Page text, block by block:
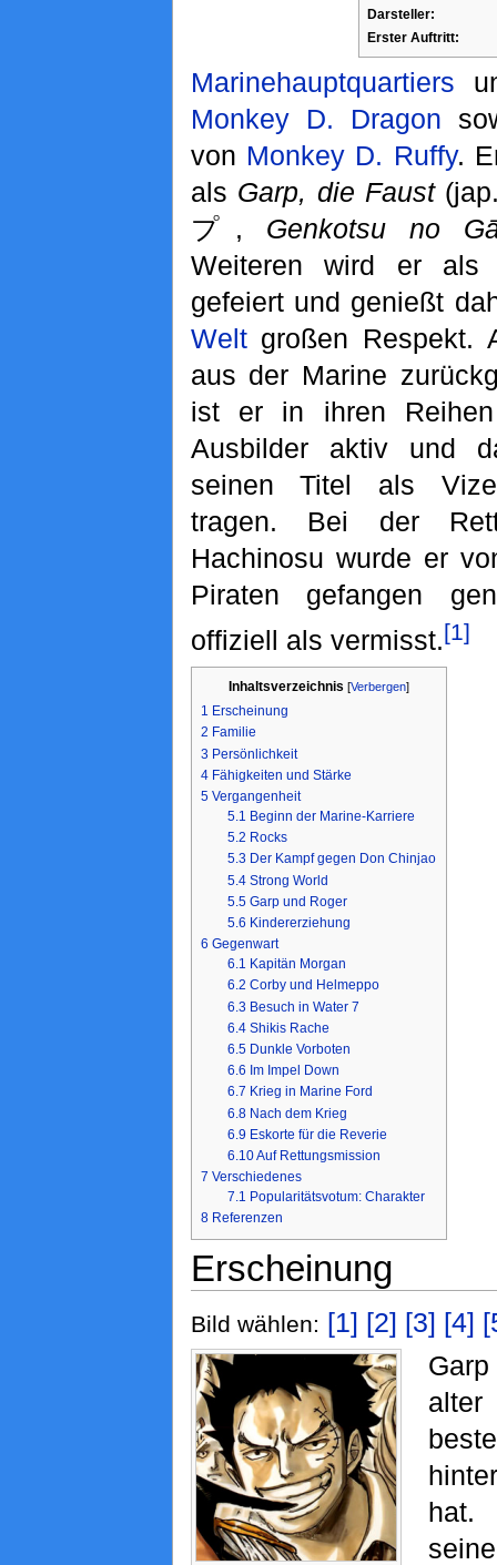
Darsteller:
Erster Auftritt:
Marinehauptquartiers
Monkey D. Dragon
von Monkey D. Ruffy.
als Garp, die Faust
プ, Genkotsu no
Weiteren wird er
gefeiert und genießt
Weltgroßen Respekt.
aus der Marine
ist er in ihren
Ausbilder aktiv und
seinen Titel als
tragen. Bei der
Hachinosu wurde er
Piraten gefangen
offiziell als vermisst.[1]
Inhaltsverzeichnis [Verbergen]
1 Erscheinung
2 Familie
3 Persönlichkeit
4 Fähigkeiten und Stärke
5 Vergangenheit
5.1 Beginn der Marine-Karriere
5.2 Rocks
5.3 Der Kampf gegen Don Chinjao
5.4 Strong World
5.5 Garp und Roger
5.6 Kindererziehung
6 Gegenwart
6.1 Kapitän Morgan
6.2 Corby und Helmeppo
6.3 Besuch in Water 7
6.4 Shikis Rache
6.5 Dunkle Vorboten
6.6 Im Impel Down
6.7 Krieg in Marine Ford
6.8 Nach dem Krieg
6.9 Eskorte für die Reverie
6.10Auf Rettungsmission
7 Verschiedenes
7.1 Popularitätsvotum: Charakter
8 Referenzen
Erscheinung
Bild wählen: [1] [2] [3] [4]
hat.